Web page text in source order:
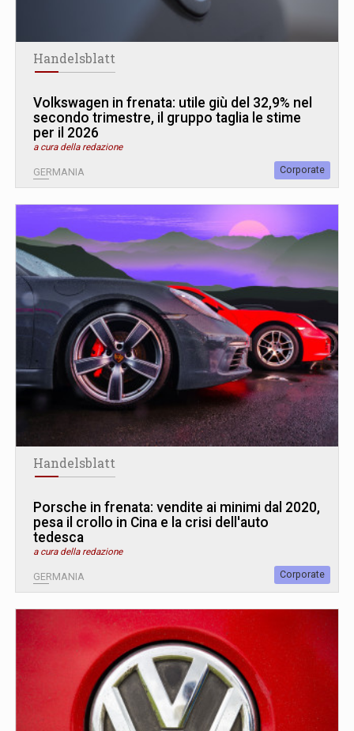
Handelsblatt
Volkswagen in frenata: utile giù del 32,9% nel
secondo trimestre, il gruppo taglia le stime
per il 2026
a cura della redazione
GERMANIA Corporate
Handelsblatt
Porsche in frenata: vendite ai minimi dal 2020,
pesa il crollo in Cina e la crisi dell'auto
tedesca
a cura della redazione
GERMANIA Corporate